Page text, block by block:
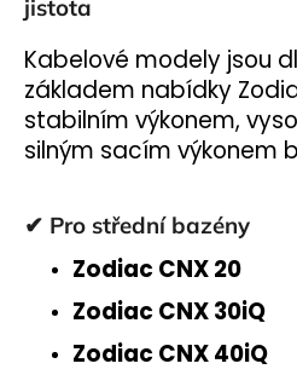
jistota
Kabelové modely jsou
základem nabídky
stabilním výkonem,
silným sacím výkonem
✔ Pro střední bazény
Zodiac CNX 20
Zodiac CNX 30iQ
Zodiac CNX 40iQ